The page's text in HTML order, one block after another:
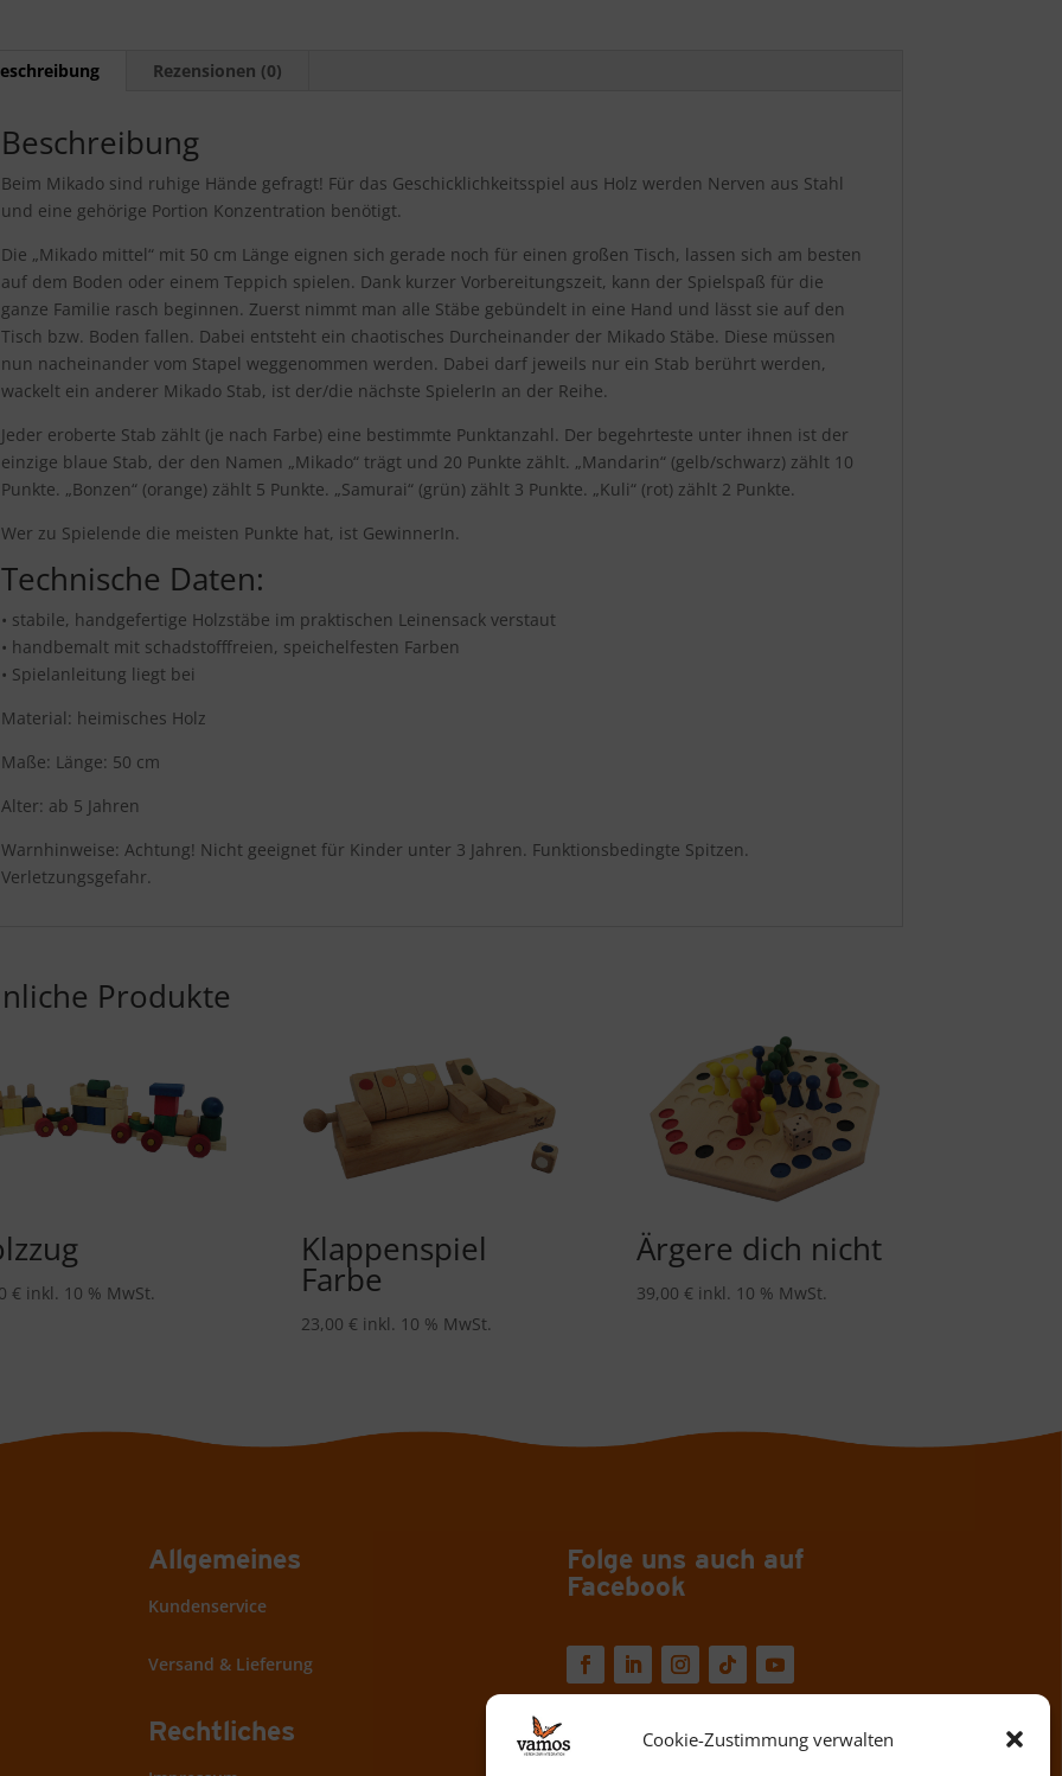
Cookie-Zustimmung verwalten
Rezensionen (0)
Beschreibung
Beim Mikado sind ruhige Hände gefragt! Für das Geschicklichkeitsspiel aus Holz werden Nerven aus Stahl
und eine gehörige Portion Konzentration benötigt.
Die „Mikado mittel“ mit 50 cm Länge eignen sich gerade noch für einen großen Tisch, lassen sich am besten
auf dem Boden oder einem Teppich spielen. Dank kurzer Vorbereitungszeit, kann der Spielspaß für die
ganze Familie rasch beginnen. Zuerst nimmt man alle Stäbe gebündelt in eine Hand und lässt sie auf den
Tisch bzw. Boden fallen. Dabei entsteht ein chaotisches Durcheinander der Mikado Stäbe. Diese müssen
nun nacheinander vom Stapel weggenommen werden. Dabei darf jeweils nur ein Stab berührt werden,
wackelt ein anderer Mikado Stab, ist der/die nächste SpielerIn an der Reihe.
Jeder eroberte Stab zählt (je nach Farbe) eine bestimmte Punktanzahl. Der begehrteste unter ihnen ist der
einzige blaue Stab, der den Namen „Mikado“ trägt und 20 Punkte zählt. „Mandarin“ (gelb/schwarz) zählt 10
Punkte. „Bonzen“ (orange) zählt 5 Punkte. „Samurai“ (grün) zählt 3 Punkte. „Kuli“ (rot) zählt 2 Punkte.
Wer zu Spielende die meisten Punkte hat, ist GewinnerIn.
Technische Daten:
• stabile, handgefertige Holzstäbe im praktischen Leinensack verstaut
• handbemalt mit schadstofffreien, speichelfesten Farben
• Spielanleitung liegt bei
Material: heimisches Holz
Maße: Länge: 50 cm
Alter: ab 5 Jahren
Warnhinweise: Achtung! Nicht geeignet für Kinder unter 3 Jahren. Funktionsbedingte Spitzen.
Verletzungsgefahr.
Produkte
€ inkl. 10 % MwSt.
Klappenspiel
Farbe
23,00 € inkl. 10 % MwSt.
Ärgere dich nicht
39,00€ inkl. 10 % MwSt.
Allgemeines
Kundenservice
Versand & Lieferung
Rechtliches
Folge uns auch auf
Facebook